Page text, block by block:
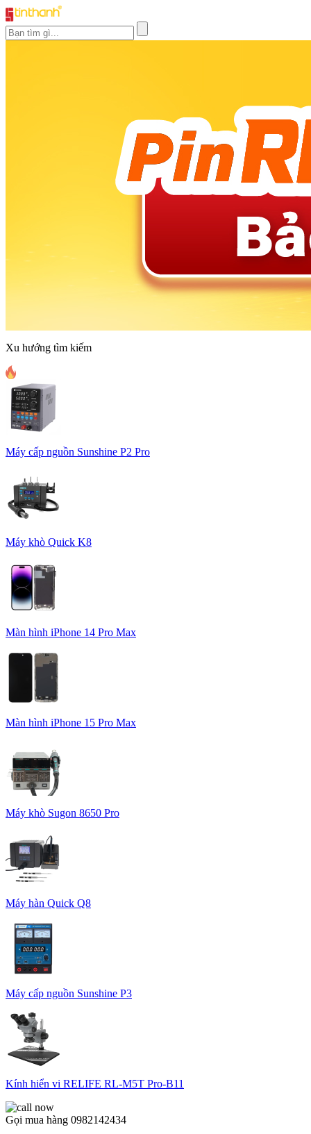
Xu hướng tìm kiếm
Máy cấp nguồn Sunshine P2 Pro
Máy khò Quick K8
Màn hình iPhone 14 Pro Max
Màn hình iPhone 15 Pro Max
Máy khò Sugon 8650 Pro
Máy hàn Quick Q8
Máy cấp nguồn Sunshine P3
Kính hiển vi RELIFE RL-M5T Pro-B11
Gọi mua hàng 0982142434